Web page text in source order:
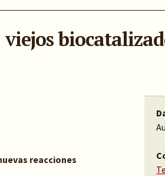
reacciones